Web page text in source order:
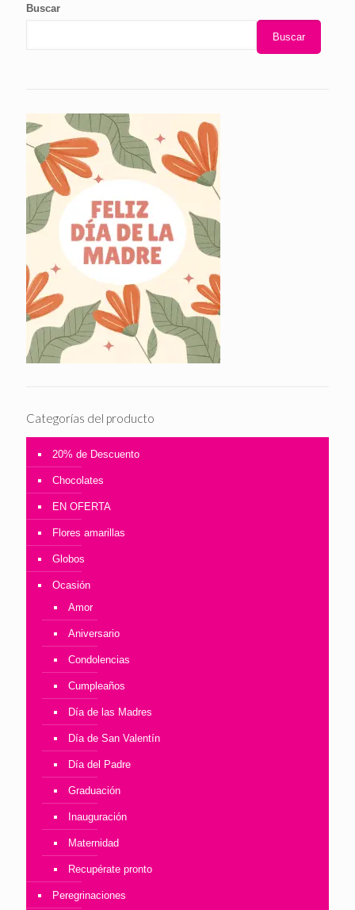
Buscar
Buscar
Categorías del producto
20% de Descuento
Chocolates
EN OFERTA
Flores amarillas
Globos
Ocasión
Amor
Aniversario
Condolencias
Cumpleaños
Día de las Madres
Día de San Valentín
Día del Padre
Graduación
Inauguración
Maternidad
Recupérate pronto
Peregrinaciones